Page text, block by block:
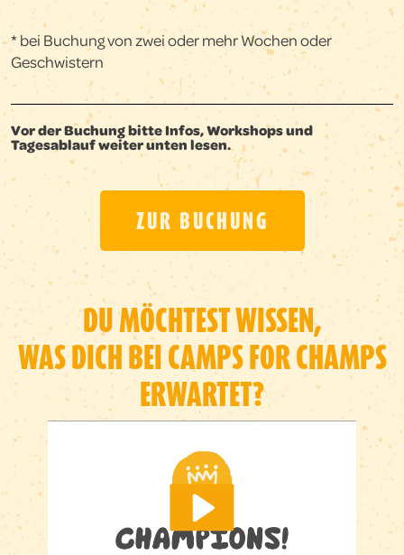
* bei Buchung von zwei oder mehr Wochen oder
Geschwistern
Vor der Buchung bitte Infos, Workshops und
Tagesablauf weiter unten lesen.
ZUR BUCHUNG
DU MÖCHTEST WISSEN,
WAS DICH BEI CAMPS FOR CHAMPS
ERWARTET?